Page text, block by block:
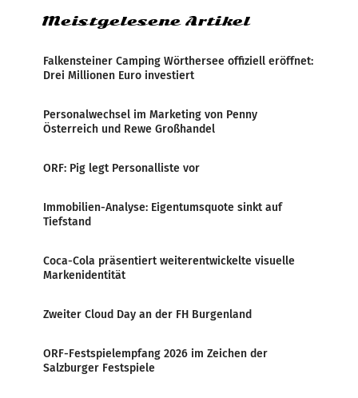
Meistgelesene Artikel
Falkensteiner Camping Wörthersee offiziell eröffnet:
Drei Millionen Euro investiert
Personalwechsel im Marketing von Penny
Österreich und Rewe Großhandel
ORF: Pig legt Personalliste vor
Immobilien-Analyse: Eigentumsquote sinkt auf
Tiefstand
Coca-Cola präsentiert weiterentwickelte visuelle
Markenidentität
Zweiter Cloud Day an der FH Burgenland
ORF-Festspielempfang 2026 im Zeichen der
Salzburger Festspiele